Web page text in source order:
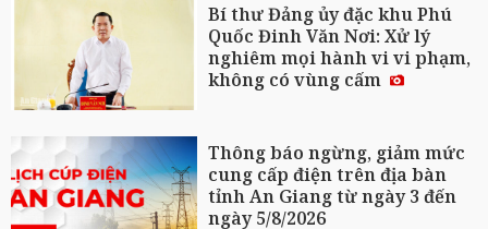
Bí thư Đảng ủy đặc khu Phú
Quốc Đinh Văn Nơi: Xử lý
nghiêm mọi hành vi vi phạm,
không có vùng cấm
Thông báo ngừng, giảm mức
cung cấp điện trên địa bàn
tỉnh An Giang từ ngày 3 đến
ngày 5/8/2026